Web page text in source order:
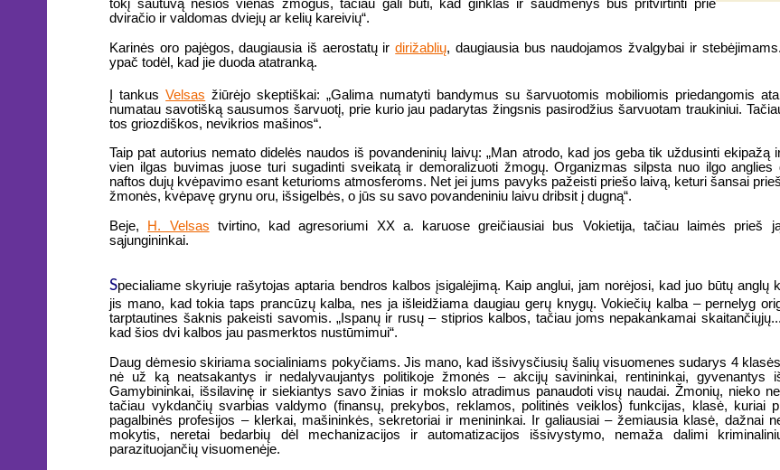
tokį šautuvą nešios vienas žmogus, tačiau gali būti, kad ginklas ir šaudmenys bus pritvirtinti prie
dviračio ir valdomas dviejų ar kelių kareivių“.
Karinės oro pajėgos, daugiausia iš aerostatų irdirižablių, daugiausia bus naudojamos žvalgybai ir
ypač todėl, kad jie duoda atatranką.
Į tankusVelsas žiūrėjo skeptiškai: „Galima numatyti bandymus su šarvuotomis mobiliomis priedangomis
numatau savotišką sausumos šarvuotį, prie kurio jau padarytas žingsnis pasirodžius šarvuotam traukiniui.
tos griozdiškos, nevikrios mašinos“.
Taip pat autorius nemato didelės naudos iš povandeninių laivų: „Man atrodo, kad jos geba tik uždusinti ekipažą
vien ilgas buvimas juose turi sugadinti sveikatą ir demoralizuoti žmogų. Organizmas silpsta nuo ilgo anglies
naftos dujų kvėpavimo esant keturioms atmosferoms. Net jei jums pavyks pažeisti priešo laivą, keturi šansai
žmonės, kvėpavę grynu oru, išsigelbės, o jūs su savo povandeniniu laivu dribsit į dugną“.
Beje, H. Velsas tvirtino, kad agresoriumi XX a. karuose greičiausiai bus Vokietija, tačiau laimės prieš
sąjungininkai.
Specialiame skyriuje rašytojas aptaria bendros kalbos įsigalėjimą. Kaip anglui, jam norėjosi, kad juo būtų anglų
jis mano, kad tokia taps prancūzų kalba, nes ja išleidžiama daugiau gerų knygų. Vokiečių kalba – pernelyg
tarptautines šaknis pakeisti savomis. „Ispanų ir rusų – stiprios kalbos, tačiau joms nepakankamai
kad šios dvi kalbos jau pasmerktos nustūmimui“.
Daug dėmesio skiriama socialiniams pokyčiams. Jis mano, kad išsivysčiusių šalių visuomenes sudarys 4
nė už ką neatsakantys ir nedalyvaujantys politikoje žmonės – akcijų savininkai, rentininkai, gyvenantys
Gamybininkai, išsilavinę ir siekiantys savo žinias ir mokslo atradimus panaudoti visų naudai. Žmonių, nieko
tačiau vykdančių svarbias valdymo (finansų, prekybos, reklamos, politinės veiklos) funkcijas, klasė, kuriai
pagalbinės profesijos – klerkai, mašininkės, sekretoriai ir menininkai. Ir galiausiai – žemiausia klasė, dažnai
mokytis, neretai bedarbių dėl mechanizacijos ir automatizacijos išsivystymo, nemaža dalimi
parazituojančių visuomenėje.